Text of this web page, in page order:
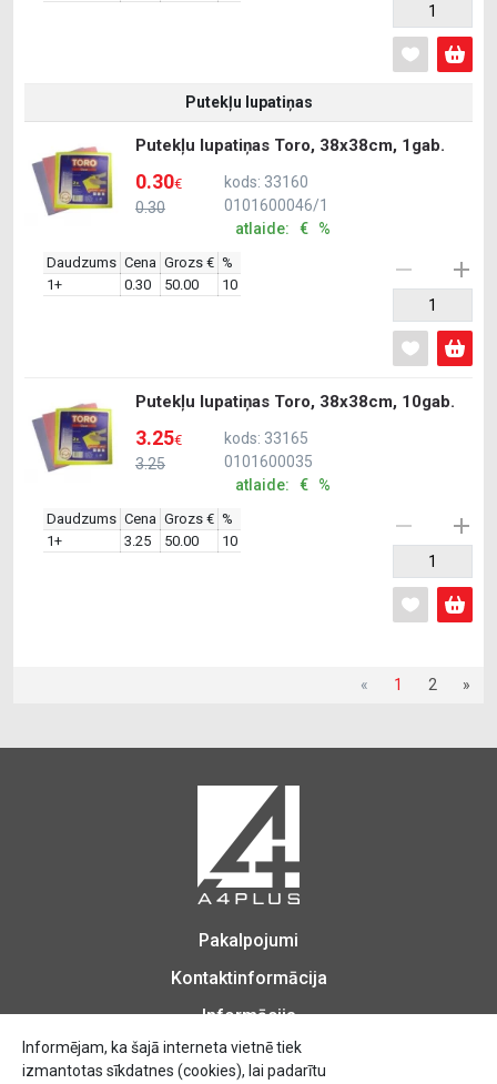
Putekļu lupatiņas
Putekļu lupatiņas Toro, 38x38cm, 1gab.
0.30
0.30€
kods: 33160
0101600046/1
atlaide: € %
Daudzums Cena Grozs € %
1+
0.30 50.00 10
Putekļu lupatiņas Toro, 38x38cm, 10gab.
3.25
3.25€
kods: 33165
0101600035
atlaide: € %
Daudzums Cena Grozs € %
1+
3.25 50.00 10
« 1 2 »
Pakalpojumi
Kontaktinformācija
Informācija
Informējam, ka šajā interneta vietnē tiek
izmantotas sīkdatnes (cookies), lai padarītu